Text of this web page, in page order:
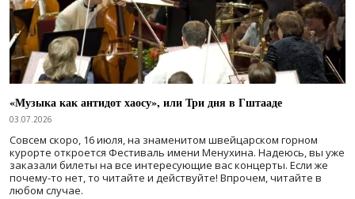
«Музыка как антидот хаосу», или Три дня в Гштааде
03.07.2026
Совсем скоро, 16 июля, на знаменитом швейцарском горном
курорте откроется Фестиваль имени Менухина. Надеюсь, вы уже
заказали билеты на все интересующие вас концерты. Если же
почему-то нет, то читайте и действуйте! Впрочем, читайте в
любом случае.